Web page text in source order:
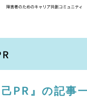
己PR』の記事